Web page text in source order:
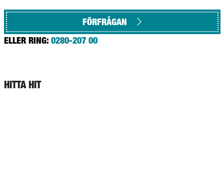
FÖRFRÅGAN
ELLER RING: 0280-207 00
HITTA HIT